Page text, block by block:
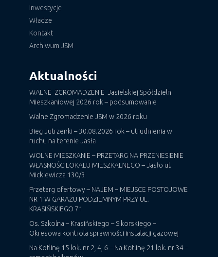
Inwestycje
Władze
Kontakt
Archiwum JSM
Aktualności
WALNE ZGROMADZENIE Jasielskiej Spółdzielni
Mieszkaniowej 2026 rok – podsumowanie
Walne Zgromadzenie JSM w 2026 roku
Bieg Jutrzenki – 30.08.2026 rok – utrudnienia w
ruchu na terenie Jasła
WOLNE MIESZKANIE – PRZETARG NA PRZENIESIENIE
WŁASNOŚCILOKALU MIESZKALNEGO – Jasło ul.
Mickiewicza 130/3
Przetarg ofertowy – NAJEM – MIEJSCE POSTOJOWE
NR 1 W GARAŻU PODZIEMNYM PRZY UL.
KRASIŃSKIEGO 71
Os. Szkolna – Krasińskiego – Sikorskiego –
Okresowa kontrola sprawności instalacji gazowej
Na Kotlinę 15 lok. nr 2, 4, 6 – Na Kotlinę 21 lok. nr 34 –